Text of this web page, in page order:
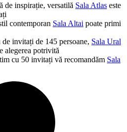
de inspirație, versatilă Sala Atlas este
contemporan Sala Altai poate primi
invitați de 145 persoane, Sala Ural
alegerea potrivită
cu 50 invitați vă recomandăm Sala